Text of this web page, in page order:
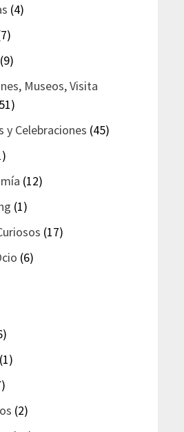
(4)
(9)
Museos, Visita
y Celebraciones (45)
(12)
(1)
(17)
(6)
(1)
(2)